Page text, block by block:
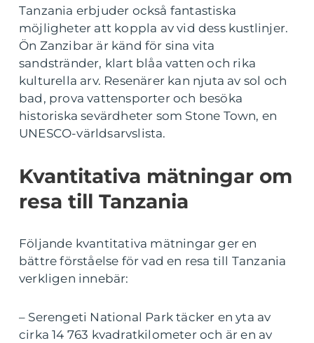
Tanzania erbjuder också fantastiska
möjligheter att koppla av vid dess kustlinjer.
Ön Zanzibar är känd för sina vita
sandstränder, klart blåa vatten och rika
kulturella arv. Resenärer kan njuta av sol och
bad, prova vattensporter och besöka
historiska sevärdheter som Stone Town, en
UNESCO-världsarvslista.
Kvantitativa mätningar om
resa till Tanzania
Följande kvantitativa mätningar ger en
bättre förståelse för vad en resa till Tanzania
verkligen innebär:
– Serengeti National Park täcker en yta av
cirka 14 763 kvadratkilometer och är en av